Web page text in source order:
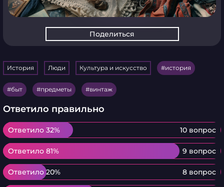
Поделиться
История Люди Культура и искусство история
быт предметы винтаж
Ответило правильно
Ответило 32% 10 вопрос
Ответило 32%
Ответило 81% 9 вопрос
Ответило 81%
Ответило 20% 8 вопрос
Ответило 20%